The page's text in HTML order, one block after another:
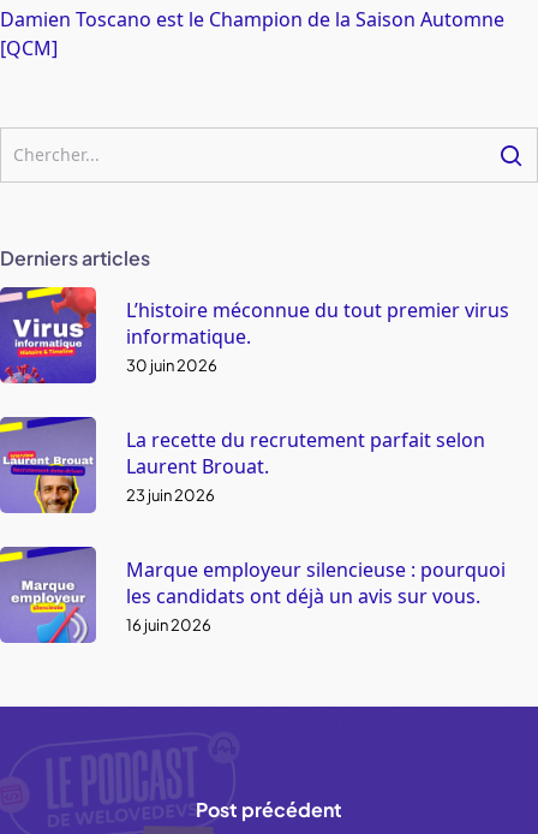
Damien Toscano est le Champion de la Saison Automne
[QCM]
Derniers articles
L’histoire méconnue du tout premier virus
informatique.
30 juin 2026
La recette du recrutement parfait selon
Laurent Brouat.
23 juin 2026
Marque employeur silencieuse : pourquoi
les candidats ont déjà un avis sur vous.
16 juin 2026
Post précédent